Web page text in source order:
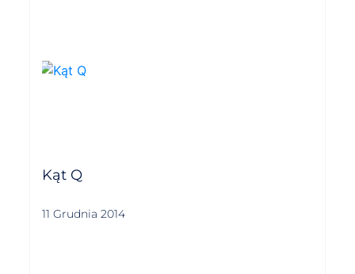
Kąt Q
11 Grudnia 2014